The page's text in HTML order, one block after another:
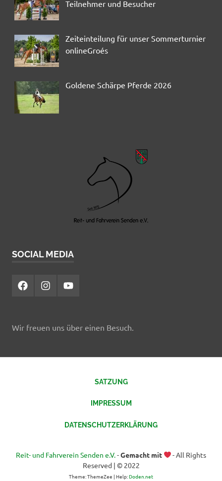
Teilnehmer und Besucher
Zeiteinteilung für unser Sommerturnier
onlineGroés
Goldene Schärpe Pferde 2026
SOCIAL MEDIA
FacebookInstagramYouTube
Wir freuen uns über einen Besuch.
SATZUNG
IMPRESSUM
DATENSCHUTZERKLÄRUNG
Reit- und Fahrverein Senden e.V.-Gemacht mit
- All Rights
Reserved | © 2022
Theme: ThemeZee | Help:Doden.net